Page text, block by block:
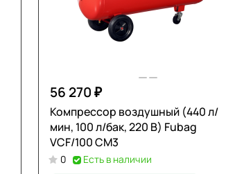
56 270 ₽
Компрессор воздушный (440 л/
мин, 100 л/бак, 220 В) Fubag
VCF/100 СM3
0 Есть в наличии